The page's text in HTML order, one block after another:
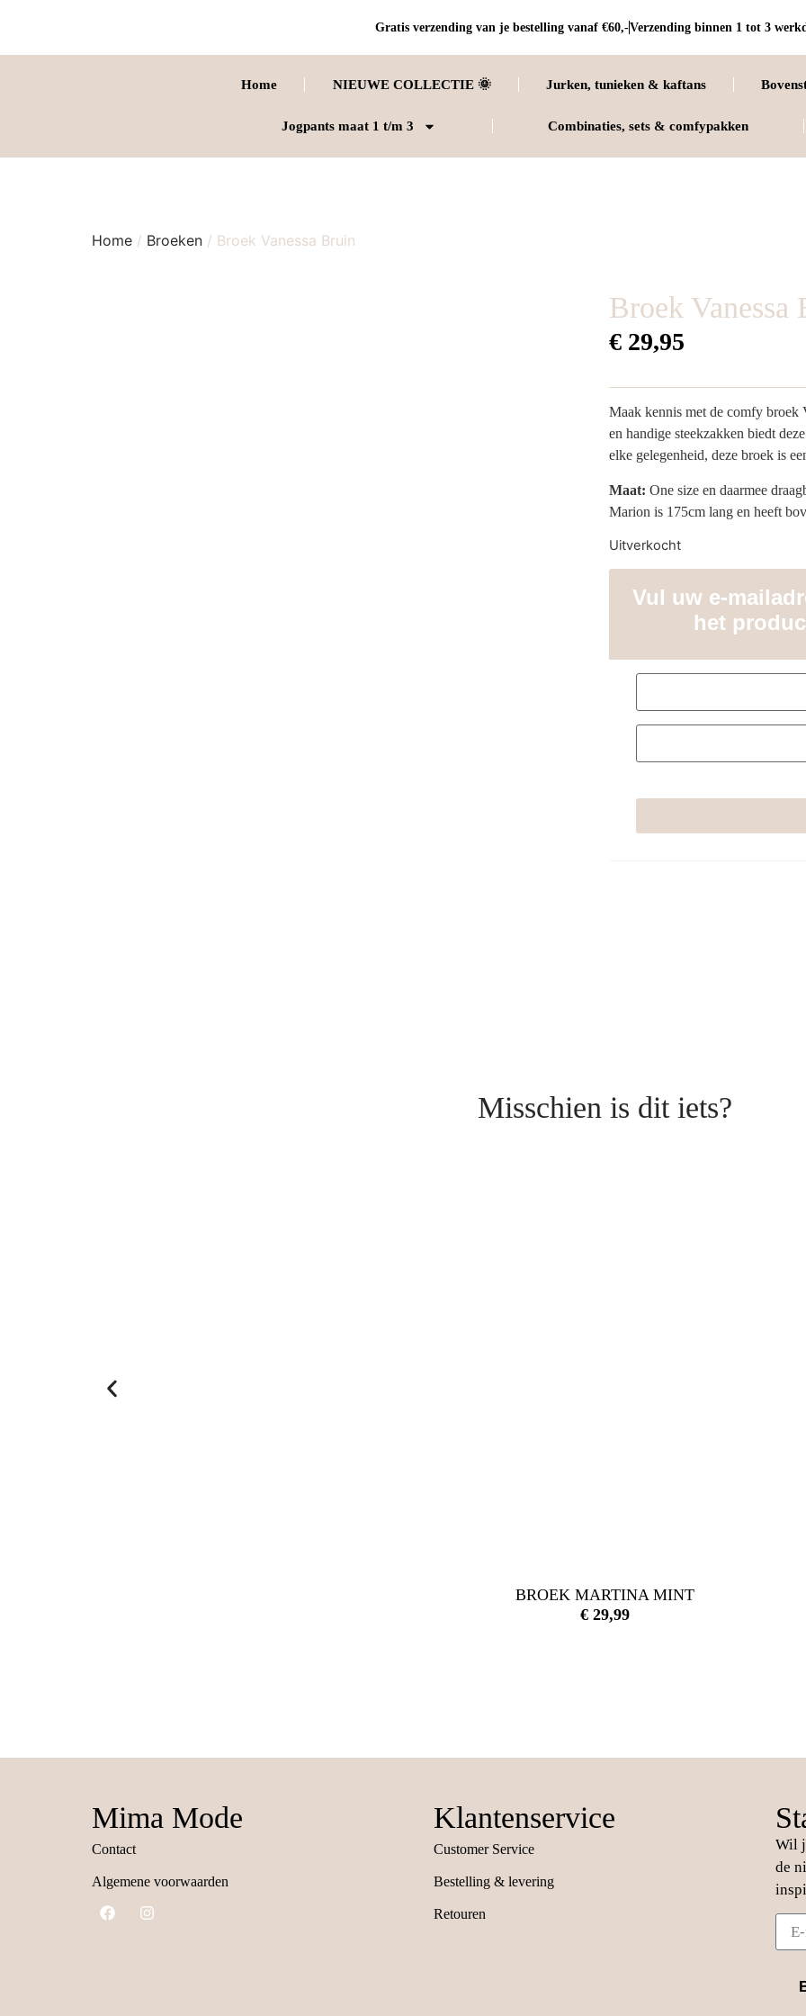
Gratis verzending van je bestelling vanaf €60,-Verzending binnen 1 tot 3
Home NIEUWE COLLECTIE 🌞 Jurken, tunieken & kaftans
Jogpants maat 1 t/m 3 Combinaties, sets & comfypakken
Home / Broeken / Broek Vanessa Bruin
Broek Vanessa
€29,95
Maak kennis met de comfy broek
en handige steekzakken biedt
elke gelegenheid, deze broek is
Maat: One size en daarmee
Marion is 175cm lang en heeft
Uitverkocht
Vul uw e-
het
Misschien is dit iets?
BROEK MARTINA MINT
€29,99
Mima Mode
Contact
Algemene voorwaarden
Klantenservice
Customer Service
Bestelling & levering
Retouren
Wil
de